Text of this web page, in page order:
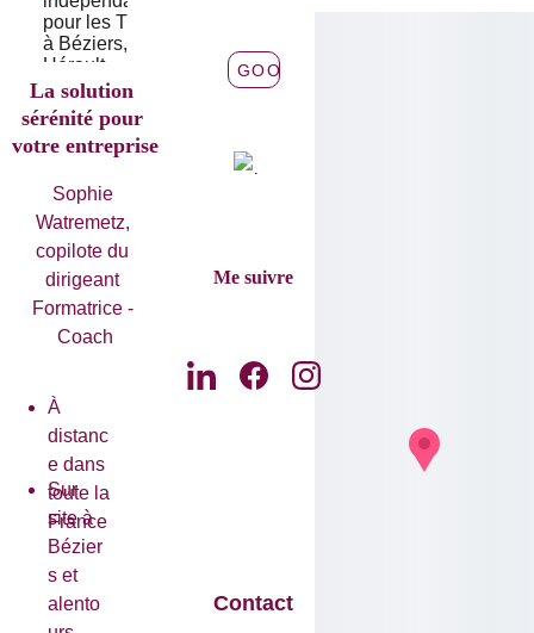
Contact
La solution
sérénité pour
votre entreprise
Sophie
Watremetz,
copilote du
dirigeant
Formatrice -
Coach
Sur
site à
Bézier
s et
alento
À
distanc
e dans
toute la
France
Me suivre
AVIS GOOGLE